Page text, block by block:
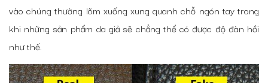
vào chúng thường lõm xuống xung quanh chỗ ngón tay trong
khi những sản phẩm da giả sẽ chẳng thể có được độ đàn hồi
như thế.